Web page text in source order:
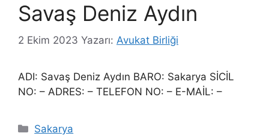
Savaş Deniz Aydın
2 Ekim 2023 Yazarı: Avukat Birliği
ADI: Savaş Deniz Aydın BARO: Sakarya SİCİL
NO: – ADRES: – TELEFON NO: – E-MAİL: –
Kategoriler
Sakarya